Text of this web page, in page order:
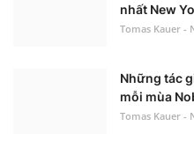
nhất New
Tomas Kauer -
Những tác
mỗi mùa
Tomas Kauer -